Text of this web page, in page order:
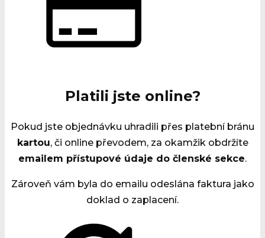
Platili jste online?
Pokud jste objednávku uhradili přes platební bránu
kartou, či online převodem, za okamžik obdržíte
emailem přístupové údaje do členské sekce.
Zároveň vám byla do emailu odeslána faktura jako
doklad o zaplacení.